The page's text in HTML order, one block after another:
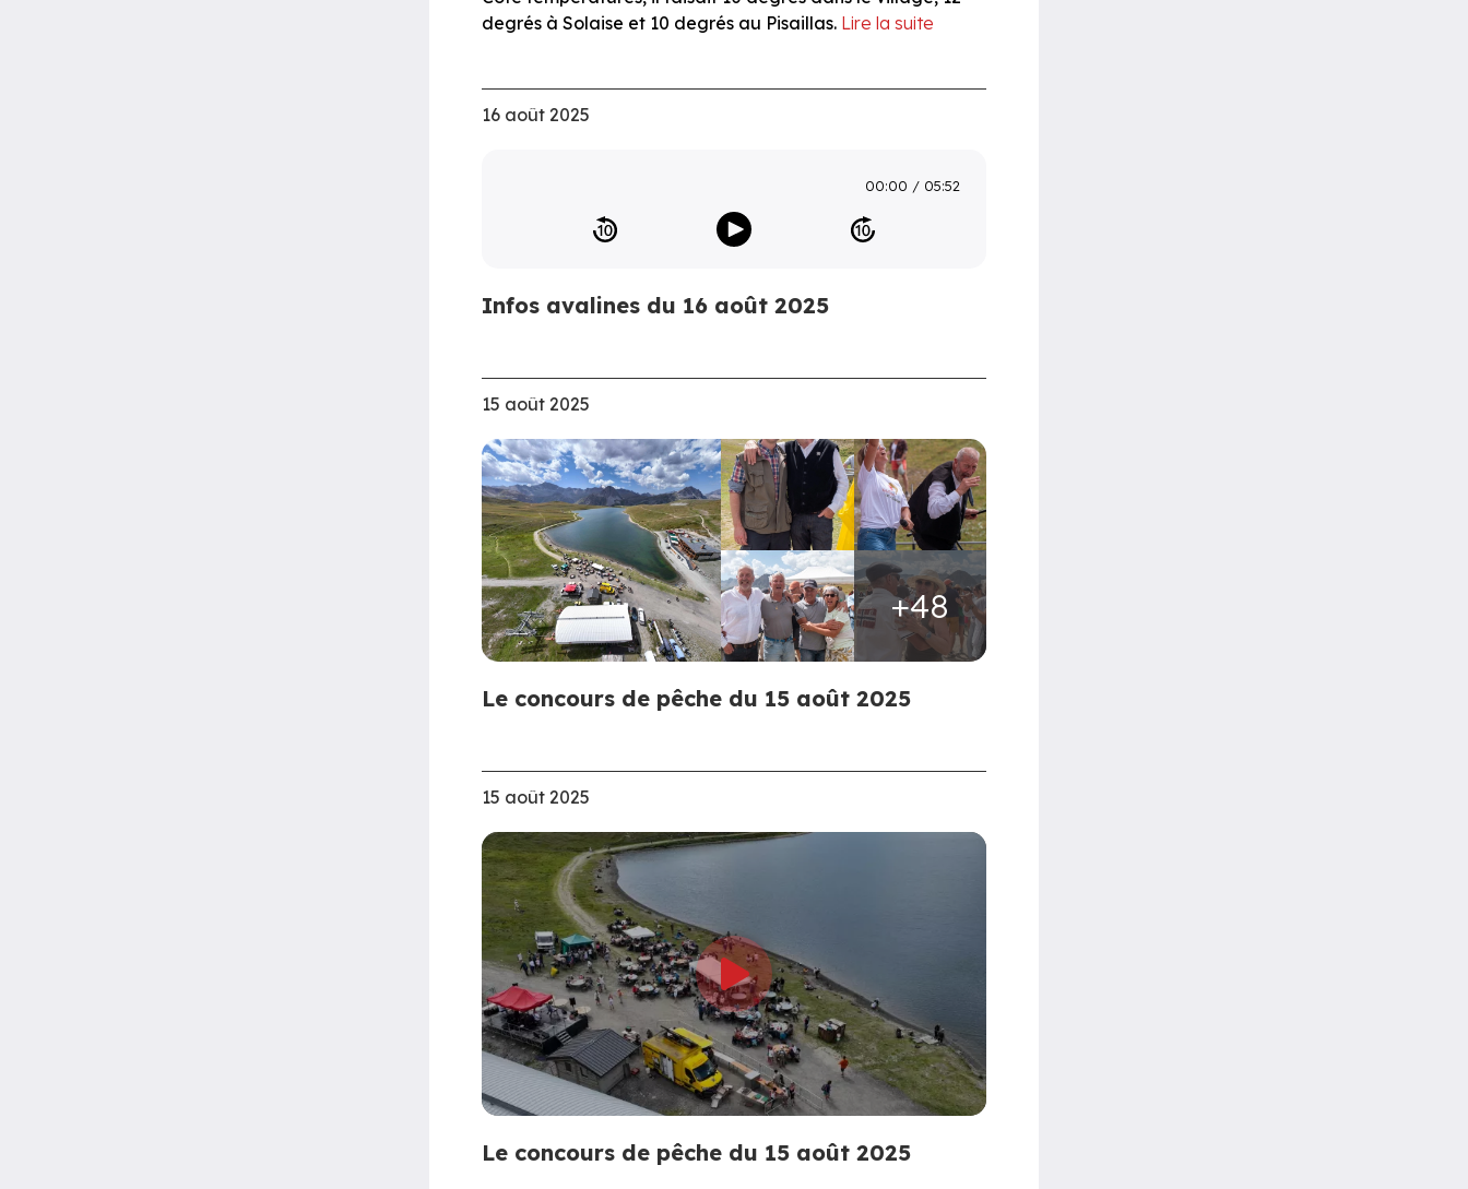
degrés à Solaise et 10 degrés au Pisaillas. Lire la suite
16 août 2025
00:00 05:52
Infos avalines du 16 août 2025
15 août 2025
+48
Le concours de pêche du 15 août 2025
15 août 2025
Le concours de pêche du 15 août 2025